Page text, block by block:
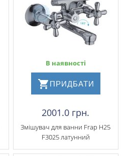
В наявності
ПРИДБАТИ
2001.0 грн.
Змішувач для ванни Frap H25
F3025 латунний